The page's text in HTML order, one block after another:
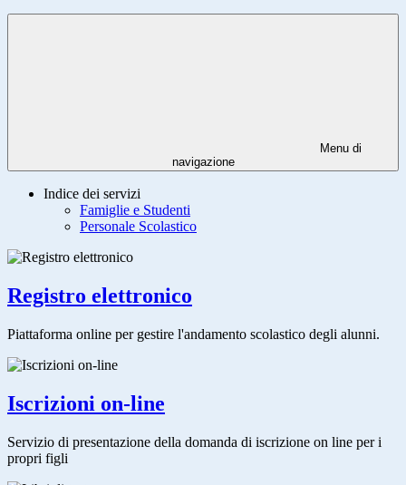
Menu di
navigazione
Indice dei servizi
Famiglie e Studenti
Personale Scolastico
Registro elettronico
Piattaforma online per gestire l'andamento scolastico degli alunni.
Iscrizioni on-line
Servizio di presentazione della domanda di iscrizione on line per i
propri figli